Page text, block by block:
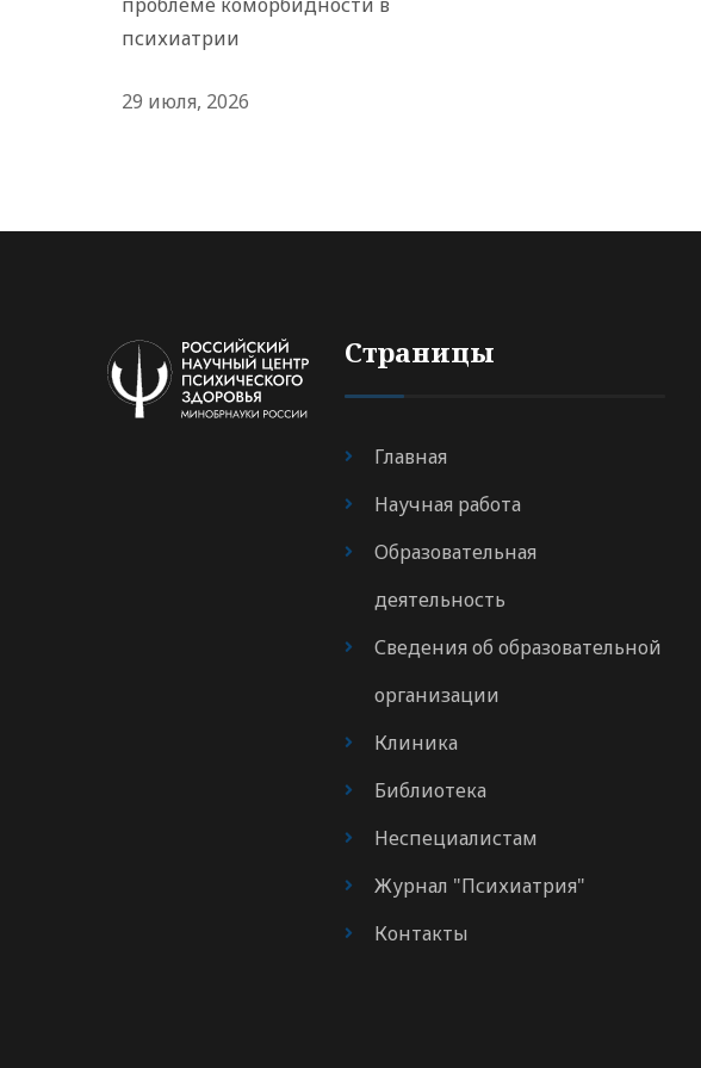
психиатрии
29 июля, 2026
Страницы
Главная
Научная работа
Образовательная
деятельность
Сведения об образовательной
организации
Клиника
Библиотека
Неспециалистам
Журнал "Психиатрия"
Контакты